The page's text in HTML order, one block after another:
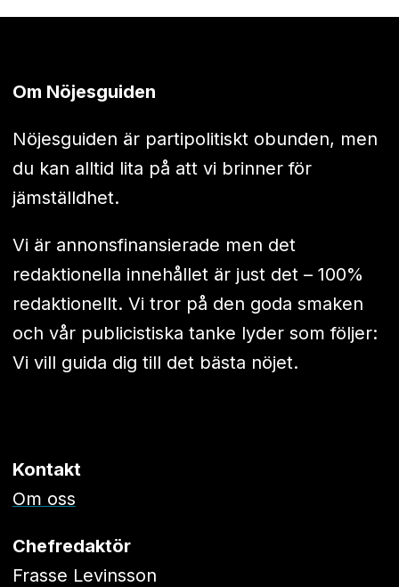
Om Nöjesguiden
Nöjesguiden är partipolitiskt obunden, men
du kan alltid lita på att vi brinner för
jämställdhet.
Vi är annonsfinansierade men det
redaktionella innehållet är just det – 100%
redaktionellt. Vi tror på den goda smaken
och vår publicistiska tanke lyder som följer:
Vi vill guida dig till det bästa nöjet.
Kontakt
Om oss
Chefredaktör
Frasse Levinsson